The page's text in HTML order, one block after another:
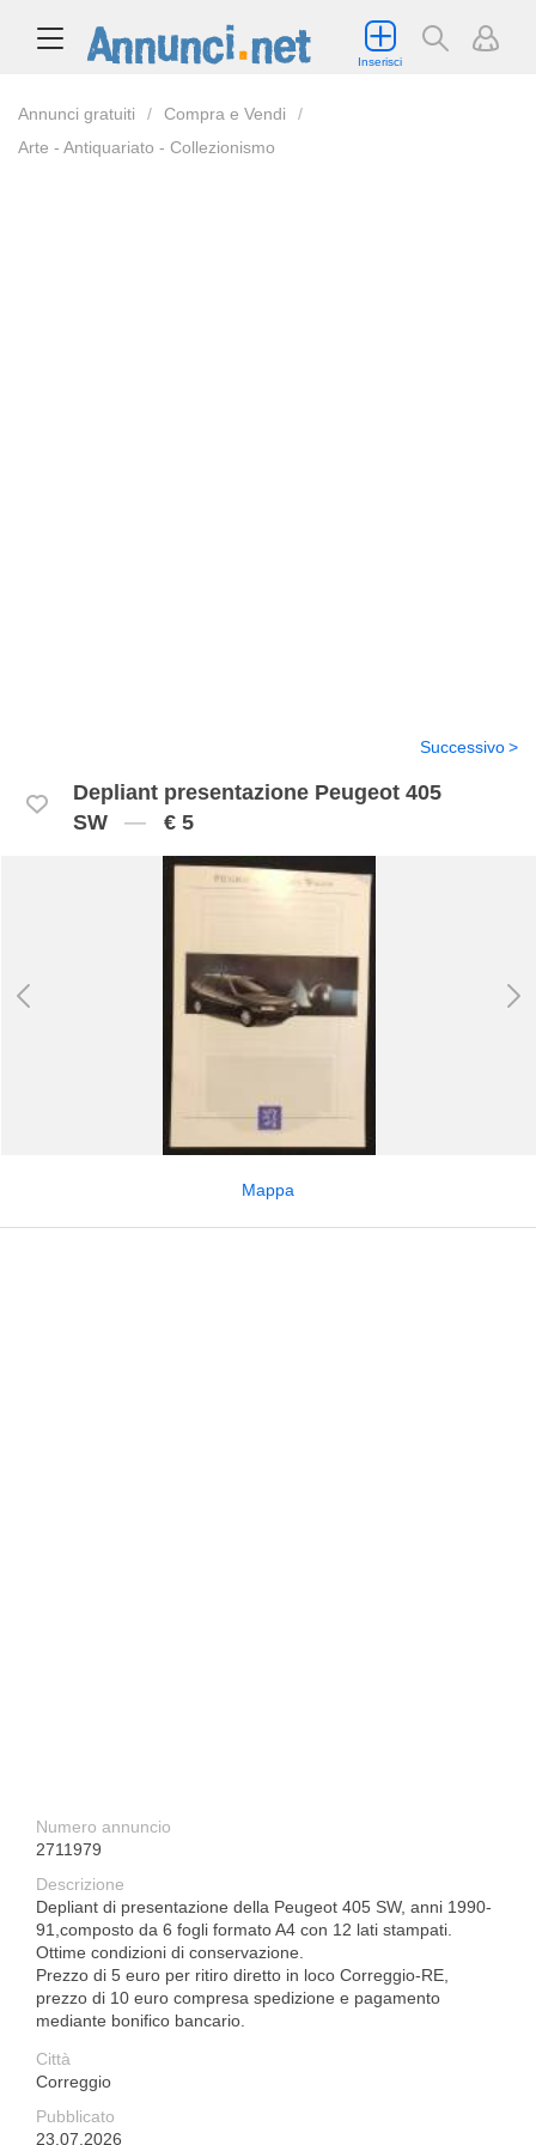
Inserisci
Annunci gratuiti
Compra e Vendi
Arte - Antiquariato - Collezionismo
Depliant presentazione Peugeot 405
SW
€ 5
Successivo
Mappa
Numero annuncio
2711979
Descrizione
Depliant di presentazione della Peugeot 405 SW, anni 1990-
91,composto da 6 fogli formato A4 con 12 lati stampati.
Ottime condizioni di conservazione.
Prezzo di 5 euro per ritiro diretto in loco Correggio-RE,
prezzo di 10 euro compresa spedizione e pagamento
mediante bonifico bancario.
Città
Correggio
Pubblicato
23.07.2026